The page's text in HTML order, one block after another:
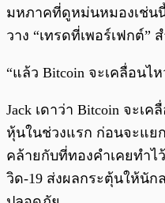
มหภาคที่ดูหม่นหมองเช่นนี้
วาง “เทรดที่เพอร์เฟกต์”
“แล้ว Bitcoin จะเคลื่อนไ
Jack เดาว่า Bitcoin จะเ
หุ้นในช่วงแรก ก่อนจะแย
คล้ายกับที่ทองคำเคยทำไ
วิด-19 ส่งผลกระตุ้นให้นั